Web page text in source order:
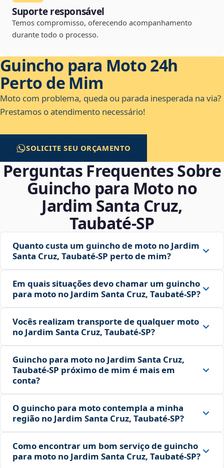
Suporte responsável
Temos compromisso, oferecendo acompanhamento
durante todo o processo.
Guincho para Moto 24h
Perto de Mim
Moto com problema, queda ou parada inesperada na via?
Prestamos o atendimento necessário!
SOLICITE SEU ORÇAMENTO
Perguntas Frequentes Sobre
Guincho para Moto no
Jardim Santa Cruz,
Taubaté‑SP
Quanto custa um guincho de moto no Jardim
Santa Cruz, Taubaté‑SP perto de mim?
Em quais situações devo chamar um guincho
para moto no Jardim Santa Cruz, Taubaté‑SP?
Vocês realizam transporte de qualquer moto
no Jardim Santa Cruz, Taubaté‑SP?
Guincho para moto no Jardim Santa Cruz,
Taubaté‑SP próximo de mim é mais em
conta?
O guincho para moto contempla a minha
região no Jardim Santa Cruz, Taubaté‑SP?
Como encontrar um bom serviço de guincho
para moto no Jardim Santa Cruz, Taubaté‑SP?